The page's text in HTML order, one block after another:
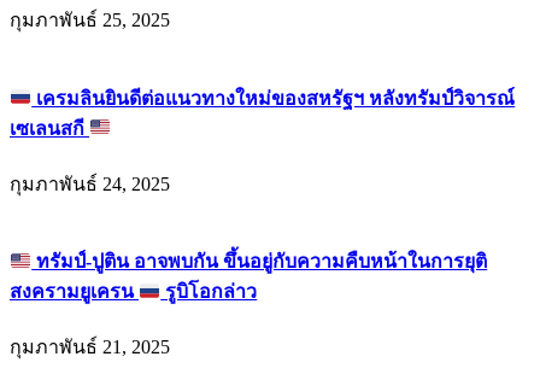
กุมภาพันธ์ 25, 2025
เครมลินยินดีต่อแนวทางใหม่ของสหรัฐฯ หลังทรัมป์วิจารณ์
เซเลนสกี
กุมภาพันธ์ 24, 2025
ทรัมป์-ปูติน อาจพบกัน ขึ้นอยู่กับความคืบหน้าในการยุติ
สงครามยูเครน
รูบิโอกล่าว
กุมภาพันธ์ 21, 2025